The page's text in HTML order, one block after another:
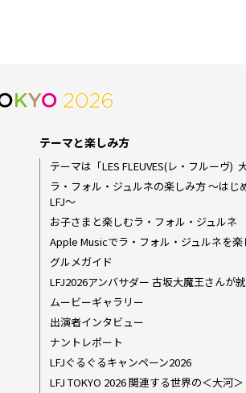
テーマと楽しみ方
テーマは「LES FLEUVES(レ・フルーヴ) ――
ラ・フォル・ジュルネの楽しみ方 〜はじ
LFJ〜
お子さまと楽しむラ・フォル・ジュルネ
Apple Musicでラ・フォル・ジュルネを楽
グルメガイド
LFJ2026アンバサダー 古坂大魔王さんが
ムービーギャラリー
出演者インタビュー
ナントレポート
LFJぐるぐるキャンペーン2026
LFJ TOKYO 2026 関連する世界の＜大河＞